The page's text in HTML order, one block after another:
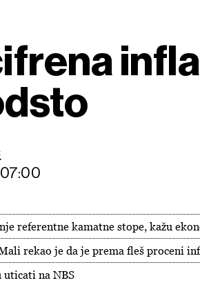
referentne kamatne stope, kažu
rekao je da je prema fleš proceni
uticati na NBS